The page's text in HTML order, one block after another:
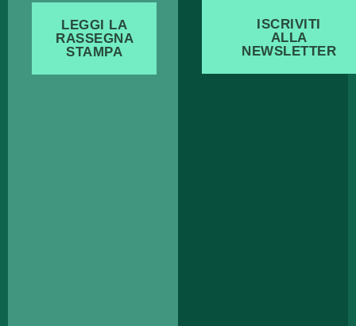
LEGGI LA
RASSEGNA
STAMPA
ISCRIVITI
ALLA
NEWSLETTER